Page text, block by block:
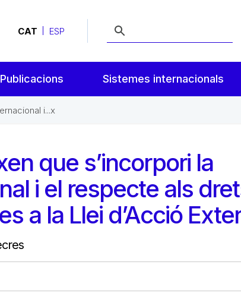
CAT ESP
Publicacions Sistemes internacionals
i...x
que s’incorpori la
i el respecte als
a la Llei d’Acció